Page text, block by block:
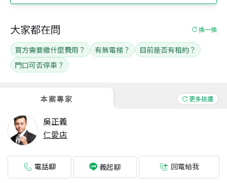
本案專家 更多挑選
吳正義
仁愛店
電話聊 義起聊 回電給我
大家都在問 換一換
買方需要繳什麼費用？ 有無電梯？
目前是否有租約？
門口可否停車？